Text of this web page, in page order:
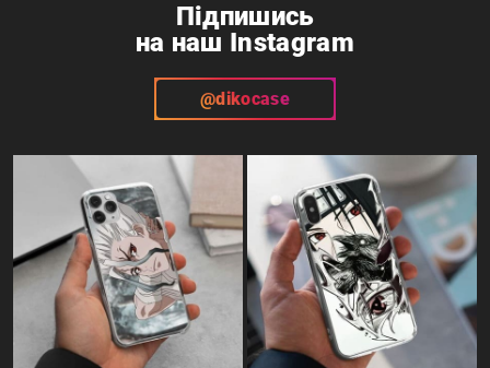
Підпишись
на наш Instagram
@dikocase